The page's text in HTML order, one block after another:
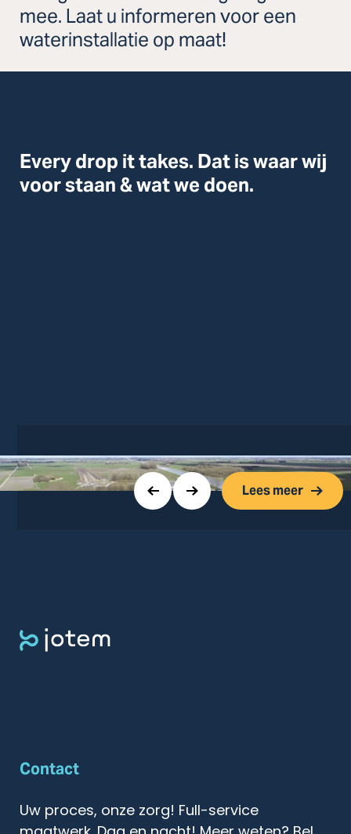
mee. Laat u informeren voor een
waterinstallatie op maat!
Every drop it takes. Dat is waar wij
voor staan & wat we doen.
Lees meer
Contact
Uw proces, onze zorg! Full-service